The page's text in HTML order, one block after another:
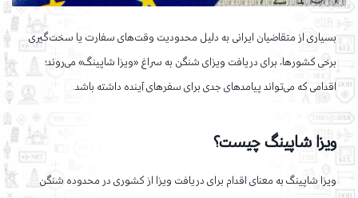
بسیاری از متقاضیان ایرانی به دلیل محدودیت وقت‌های سفارت یا سخت‌گیری
برخی کشورها، برای دریافت ویزای شنگن به سراغ «ویزا شاپینگ» می‌روند؛
اقدامی که می‌تواند پیامدهای جدی برای سفرهای آینده داشته باشد.
ویزا شاپینگ چیست؟
ویزا شاپینگ به معنای اقدام برای دریافت ویزا از کشوری در محدوده شنگن